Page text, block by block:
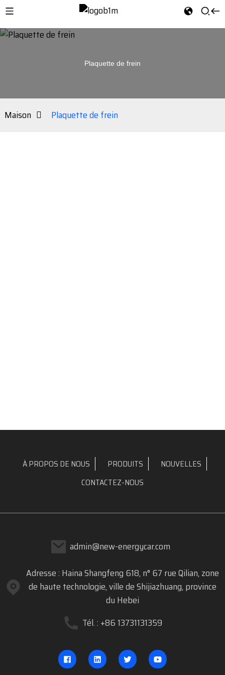
Plaquette de frein
Maison Plaquette de frein
À PROPOS DE NOUS PRODUITS
NOUVELLES
CONTACTEZ-NOUS
admin@new-energycar.com
Adresse : Haina Shangfeng 618, n° 67 rue Qilian, zone
de haute technologie, ville de Shijiazhuang, province
du Hebei
Tél. : +86 13731131359